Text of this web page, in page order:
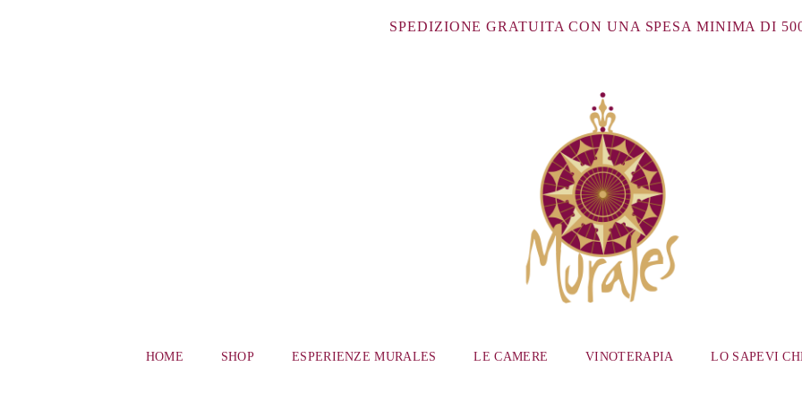
SPEDIZIONE GRATUITA CON UNA SPESA MINIMA DI
HOME SHOP ESPERIENZE MURALES LE CAMERE VINOTERAPIA LO SAPEVI